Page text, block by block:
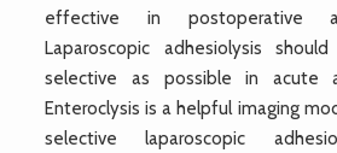
effective in postoperative
Laparoscopic adhesiolysis
selective as possible in acute
Enteroclysis is a helpful imaging
selective laparoscopic